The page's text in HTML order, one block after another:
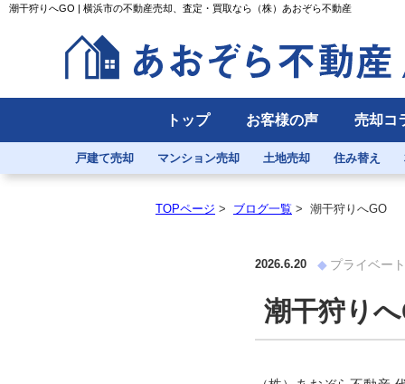
潮干狩りへGO | 横浜市の不動産売却、査定・買取なら（株）あおぞら不動産
トップ お客様の声 売却コ
戸建て売却 マンション売却 土地売却 住み替え
TOPページ > ブログ一覧 > 潮干狩りへGO
2026.6.20 プライベート
潮干狩り